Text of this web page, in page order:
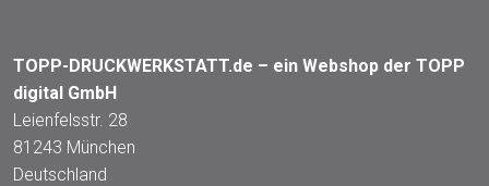
TOPP-DRUCKWERKSTATT.de – ein Webshop der TOPP
digital GmbH
Leienfelsstr. 28
81243 München
Deutschland